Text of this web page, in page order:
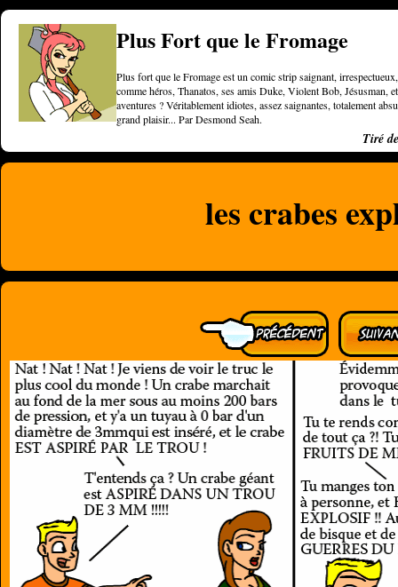
Plus Fort que le Fromage
Plus fort que le Fromage est un comic strip saignant,
comme héros, Thanatos, ses amis Duke, Violent Bob, Jésusman,
aventures ? Véritablement idiotes, assez saignantes, totalement
grand plaisir... Par Desmond Seah.
Tiré
les crabes